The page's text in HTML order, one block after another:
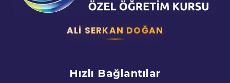
ALI SERKAN DOĞAN
Hızlı Bağlantılar